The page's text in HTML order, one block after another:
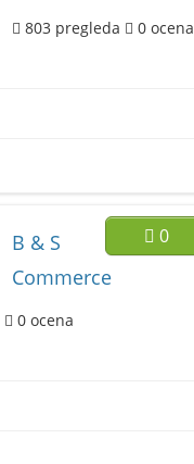
803 pregleda 0 ocena
0
B & S
Commerce
0 ocena